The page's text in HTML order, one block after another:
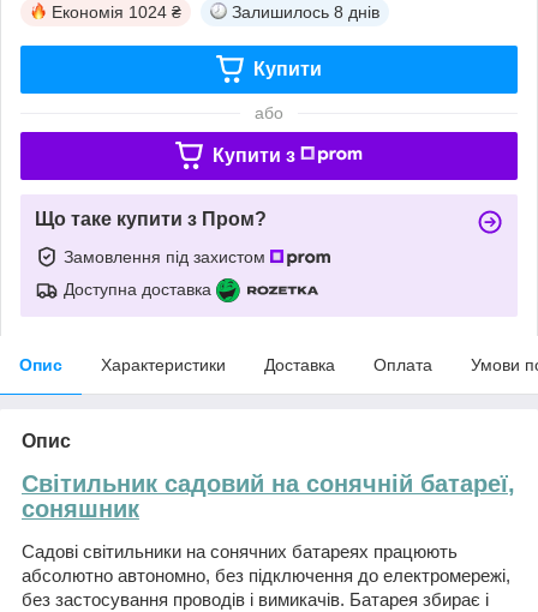
Економія 1024 ₴ Залишилось 8 днів
Купити
або
Купити з
Що таке купити з Пром?
Замовлення під захистом
Доступна доставка
Опис Характеристики Доставка Оплата Умови
Опис
Світильник садовий на сонячній батареї,
соняшник
Садові світильники на сонячних батареях працюють
абсолютно автономно, без підключення до електромережі,
без застосування проводів і вимикачів. Батарея збирає і